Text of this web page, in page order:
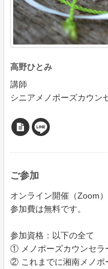
高野ひとみ
講師
シニアメノポーズカウン
ご参加
オンライン開催（Zoom）
参加費は無料です。
参加資格：以下の全て
① メノポーズカウンセラ
② これまでに湘南メノポ